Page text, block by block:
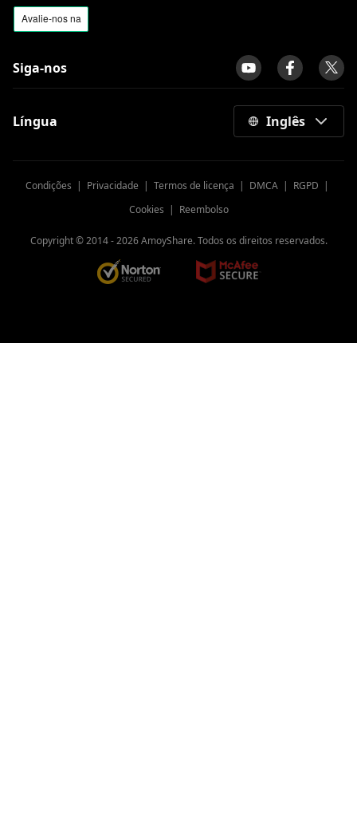
Siga-nos
Língua Inglês
Condições | Privacidade | Termos de licença | DMCA | RGPD |
Cookies | Reembolso
Copyright © 2014 -2026AmoyShare. Todos os direitos reservados.